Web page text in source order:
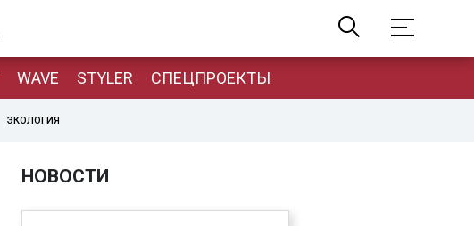
WAVE STYLER СПЕЦПРОЕКТЫ
ЭКОЛОГИЯ
НОВОСТИ